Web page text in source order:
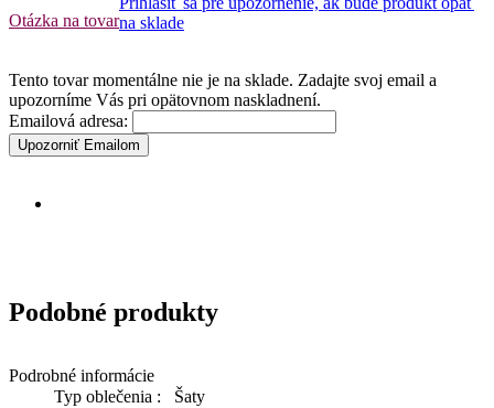
Otázka na tovarna sklade
Tento tovar momentálne nie je na sklade. Zadajte svoj email a
upozorníme Vás pri opätovnom naskladnení.
Emailová adresa:
Upozorniť Emailom
Podrobné informácie
Typ oblečenia :
Šaty
Podobné produkty